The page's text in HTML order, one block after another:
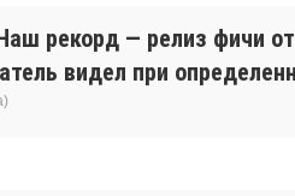
рекорд — релиз фичи
видел при